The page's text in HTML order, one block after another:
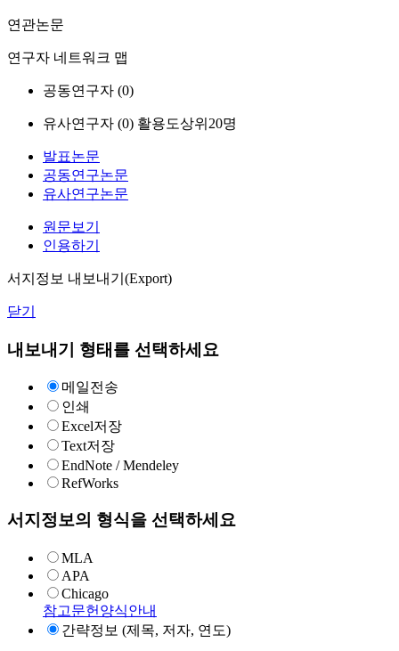
연관논문
연구자 네트워크 맵
공동연구자 (0)
유사연구자 (0) 활용도상위20명
발표논문
공동연구논문
유사연구논문
원문보기
인용하기
서지정보 내보내기(Export)
닫기
내보내기 형태를 선택하세요
메일전송
인쇄
Excel저장
Text저장
EndNote / Mendeley
RefWorks
서지정보의 형식을 선택하세요
MLA
APA
Chicago
참고문헌양식안내
간략정보 (제목, 저자, 연도)